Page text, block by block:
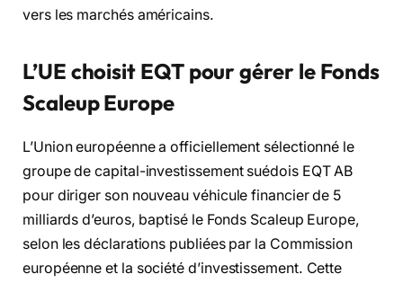
vers les marchés américains.
L’UE choisit EQT pour gérer le Fonds
Scaleup Europe
L’Union européenne a officiellement sélectionné le
groupe de capital-investissement suédois EQT AB
pour diriger son nouveau véhicule financier de 5
milliards d’euros, baptisé le Fonds Scaleup Europe,
selon les déclarations publiées par la Commission
européenne et la société d’investissement. Cette